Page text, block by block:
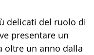
delicati del ruolo di
presentare un
oltre un anno dalla